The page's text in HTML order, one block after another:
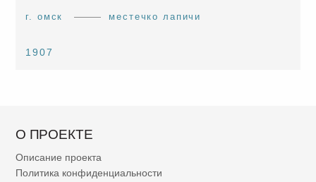
г. омск местечко лапичи
1907
О ПРОЕКТЕ
Описание проекта
Политика конфиденциальности